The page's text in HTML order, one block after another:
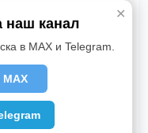
усовершенствовали
споры сторон: о
решение о
поддержки.
такая:
краевой
края органом
✕
наш канал
в MAX и Telegram.